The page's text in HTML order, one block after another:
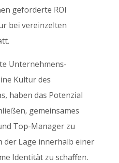
geforderte ROI
bei vereinzelten
Unternehmens-
Kultur des
haben das Potenzial
gemeinsames
Top-Manager zu
der Lage innerhalb einer
Identität zu schaffen.